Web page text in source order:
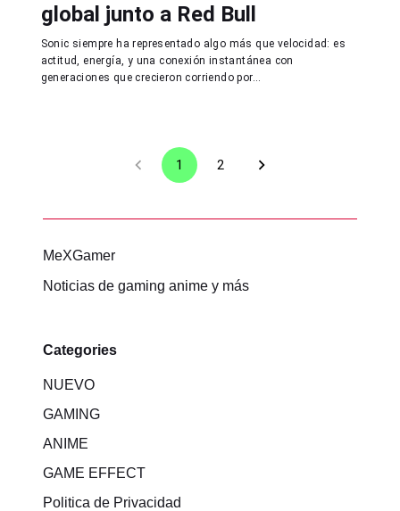
global junto a Red Bull
Sonic siempre ha representado algo más que velocidad: es
actitud, energía, y una conexión instantánea con
generaciones que crecieron corriendo por...
1 2
MeXGamer
Noticias de gaming anime y más
Categories
NUEVO
GAMING
ANIME
GAME EFFECT
Politica de Privacidad